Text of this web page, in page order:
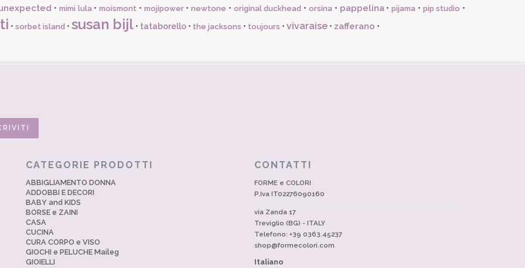
• mimi lula •moismont • mojipower•newtone • original duckhead • orsina • pappelina•pijama • pip studio •
• sorbet island • susan bijl • tataborello • the jacksons • toujours • vivaraise • zafferano •
CATEGORIE PRODOTTI
ABBIGLIAMENTO DONNA
ADDOBBI E DECORI
BABY and KIDS
BORSE e ZAINI
CASA
CUCINA
CURA CORPO e VISO
GIOCHI e PELUCHE Maileg
GIOIELLI
CONTATTI
FORME e COLORI
P.Iva IT02276090160
via Zanda 17
Treviglio (BG) - ITALY
Telefono: +39 0363.45237
shop@formecolori.com
Italiano